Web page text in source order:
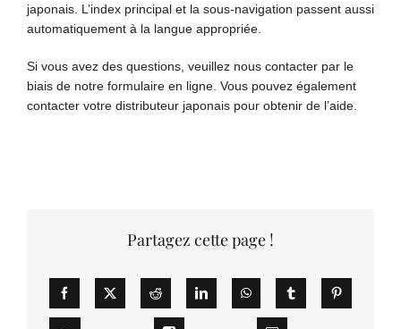
japonais. L’index principal et la sous-navigation passent aussi
automatiquement à la langue appropriée.
Si vous avez des questions, veuillez nous contacter par le
biais de notre formulaire en ligne. Vous pouvez également
contacter votre distributeur japonais pour obtenir de l’aide.
Partagez cette page !